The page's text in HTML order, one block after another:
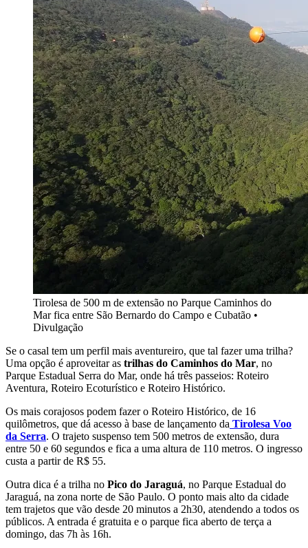
Tirolesa de 500 m de extensão no Parque Caminhos do
Mar fica entre São Bernardo do Campo e Cubatão •
Divulgação
Se o casal tem um perfil mais aventureiro, que tal fazer uma trilha?
Uma opção é aproveitar as trilhas do Caminhos do Mar, no
Parque Estadual Serra do Mar, onde há três passeios: Roteiro
Aventura, Roteiro Ecoturístico e Roteiro Histórico.
Os mais corajosos podem fazer o Roteiro Histórico, de 16
quilômetros, que dá acesso à base de lançamento da Tirolesa Voo
da Serra. O trajeto suspenso tem 500 metros de extensão, dura
entre 50 e 60 segundos e fica a uma altura de 110 metros. O ingresso
custa a partir de R$ 55.
Outra dica é a trilha no Pico do Jaraguá, no Parque Estadual do
Jaraguá, na zona norte de São Paulo. O ponto mais alto da cidade
tem trajetos que vão desde 20 minutos a 2h30, atendendo a todos os
públicos. A entrada é gratuita e o parque fica aberto de terça a
domingo, das 7h às 16h.